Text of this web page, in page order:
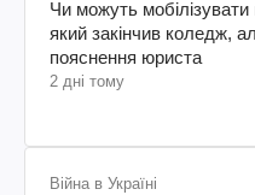
Чи можуть мобілізувати
який закінчив коледж,
пояснення юриста
2 дні тому
Війна в Україні